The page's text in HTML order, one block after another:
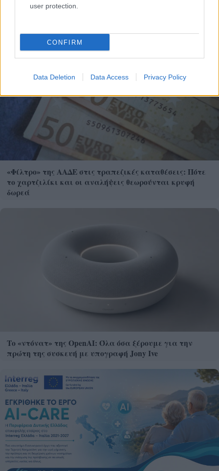
user protection.
CONFIRM
Data Deletion Data Access Privacy Policy
«Φίλτρο» της ΑΑΔΕ στις τραπεζικές καταθέσεις: Πότε
το χαρτζιλίκι και οι αναλήψεις θεωρούνται κρυφή
δωρεά
Το «ντόνατ» της OpenAI: Όλα όσα ξέρουμε για την
πρώτη της συσκευή με υπογραφή Jony Ive